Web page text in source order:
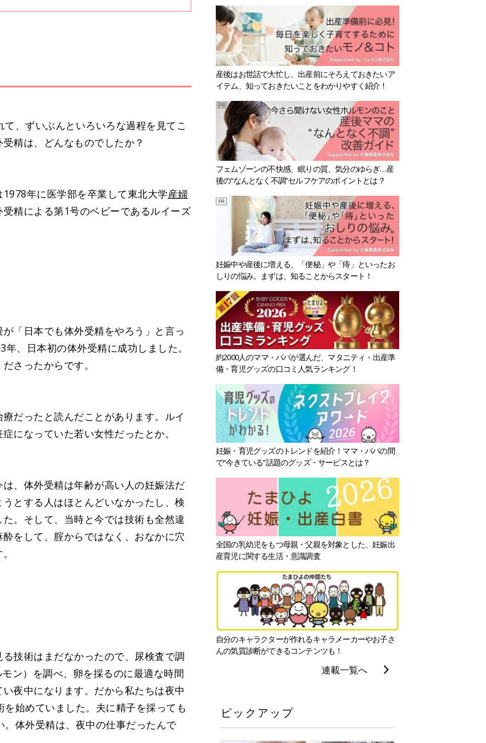
、ずいぶんといろいろな過程を見てこ
精は、どんなものでしたか？
年に医学部を卒業して東北大学産婦
精による第1号のベビーであるルイーズ
「日本でも体外受精をやろう」と言っ
、日本初の体外受精に成功しました。
さったからです。
だったと読んだことがあります。ルイ
になっていた若い女性だったとか。
、体外受精は年齢が高い人の妊娠法だ
とする人はほとんどいなかったし、検
。そして、当時と今では技術も全然違
をして、腟からではなく、おなかに穴
技術はまだなかったので、尿検査で調
ン）を調べ、卵を採るのに最適な時間
夜中になります。だから私たちは夜中
始めていました。夫に精子を採っても
体外受精は、夜中の仕事だったんで
産後はお世話で大忙し、出産前にそろえておきたいア
イテム、知っておきたいことをわかりやすく紹介！
フェムゾーンの不快感、眠りの質、気分のゆらぎ…産
後の“なんとなく不調”セルフケアのポイントとは？
妊娠中や産後に増える、「便秘」や「痔」といったお
しりの悩み。まずは、知ることからスタート！
約2000人のママ・パパが選んだ、マタニティ・出産準
備・育児グッズの口コミ人気ランキング！
妊娠・育児グッズのトレンドを紹介！ママ・パパの間
で“今きている”話題のグッズ・サービスとは？
全国の乳幼児をもつ母親・父親を対象とした、妊娠出
産育児に関する生活・意識調査
自分のキャラクターが作れるキャラメーカーやお子さ
んの気質診断ができるコンテンツも！
連載一覧へ
ピックアップ